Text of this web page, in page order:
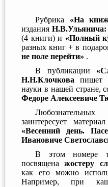
Рубрика «На
издания Н.В.Ульянича:
(4 книги) и «Полный
разных книг + в
не поле перейти» .
В публикации
Н.Н.Клочкова пишет
науки в нашей стране,
Федоре Алексеевиче
заинтересует материал
«Весенний день.
Ивановиче
В этом номере
посвященажостеру
как его можно
Например, при